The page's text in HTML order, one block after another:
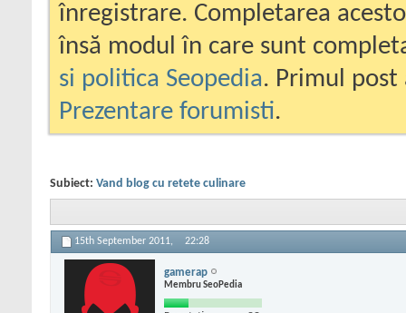
înregistrare. Completarea
însă modul în care sunt
si politica Seopedia. Primul
Prezentare forumisti.
Subiect: Vand blog cu retete culinare
15th September 2011, 22:28
gamerap
Membru SeoPedia